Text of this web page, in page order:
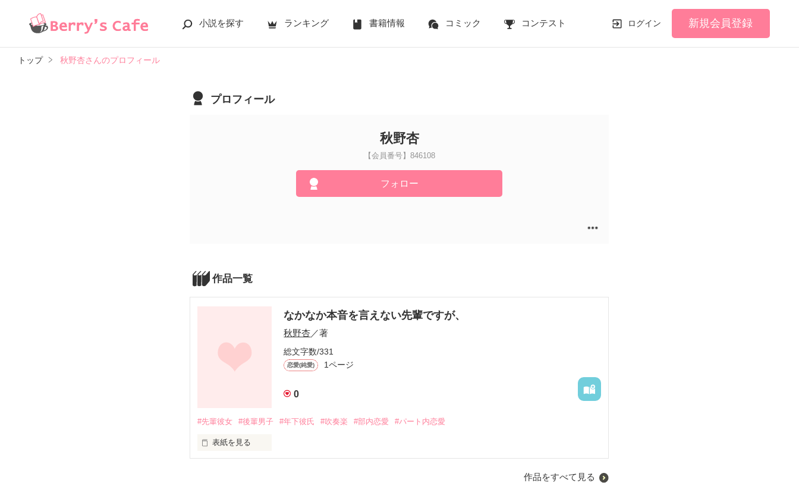
小説を探す ランキング 書籍情報 コミック コンテスト ログイン 新規会員登録
トップ 秋野杏さんのプロフィール
プロフィール
秋野杏
【会員番号】846108
フォロー
作品一覧
なかなか本音を言えない先輩ですが、
秋野杏／著
総文字数/331
恋愛(純愛) 1ページ
0
#先輩彼女 #後輩男子 #年下彼氏 #吹奏楽 #部内恋愛 #パート内恋愛
表紙を見る
作品をすべて見る